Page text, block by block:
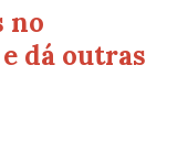
no
dá outras